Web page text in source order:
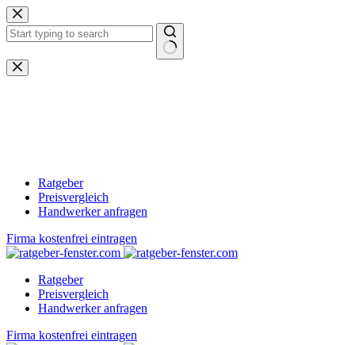
Zum
Inhalt
springen
Keine
Ergebnisse
Ratgeber
Preisvergleich
Handwerker anfragen
Firma kostenfrei eintragen
Ratgeber
Preisvergleich
Handwerker anfragen
Firma kostenfrei eintragen